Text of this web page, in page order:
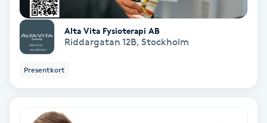
Optiker
Ortobionomi
Ortopedi
Osteopati
Alta Vita Fysioterapi AB
Riddargatan 12B, Stockholm
Presentkort